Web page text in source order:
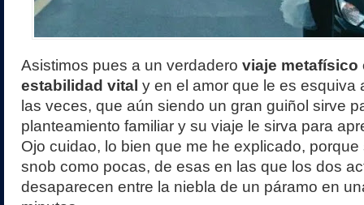
Asistimos pues a un verdadero viaje metafísico
estabilidad vital y en el amor que le es esquiva
las veces, que aún siendo un gran guiñol sirve
planteamiento familiar y su viaje le sirva para
Ojo cuidao, lo bien que me he explicado,
snob como pocas, de esas en las que los dos
desaparecen entre la niebla de un páramo en